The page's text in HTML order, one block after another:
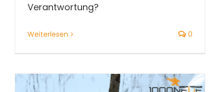
Verantwortung?
Weiterlesen 0